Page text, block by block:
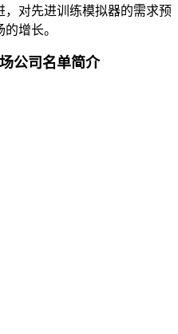
对先进训练模拟器的需求预
增长。
公司名单简介